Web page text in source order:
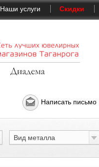
Наши услуги Скидки
Написать письмо
Вид металла